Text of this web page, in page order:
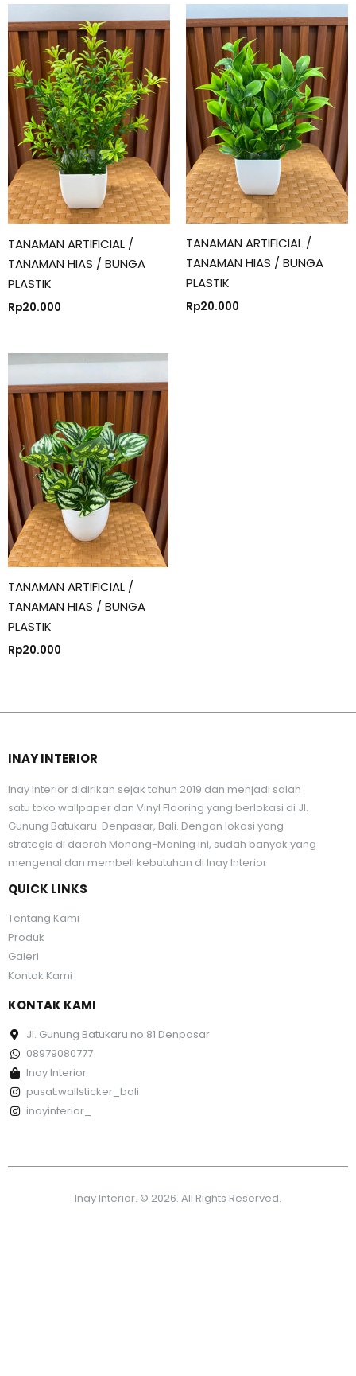
TANAMAN ARTIFICIAL /
TANAMAN HIAS / BUNGA
PLASTIK
Rp20.000
TANAMAN ARTIFICIAL /
TANAMAN HIAS / BUNGA
PLASTIK
Rp20.000
TANAMAN ARTIFICIAL /
TANAMAN HIAS / BUNGA
PLASTIK
Rp20.000
INAY INTERIOR
Inay Interior didirikan sejak tahun 2019 dan menjadi salah
satu toko wallpaper dan Vinyl Flooring yang berlokasi di Jl.
Gunung Batukaru Denpasar, Bali. Dengan lokasi yang
strategis di daerah Monang-Maning ini, sudah banyak yang
mengenal dan membeli kebutuhan di Inay Interior
QUICK LINKS
Tentang Kami
Produk
Galeri
Kontak Kami
KONTAK KAMI
Jl. Gunung Batukaru no.81 Denpasar
08979080777
Inay Interior
pusat.wallsticker_bali
inayinterior_
Inay Interior. © 2026. All Rights Reserved.